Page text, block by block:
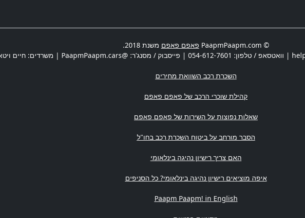
© PaapmPaapm.com פאפם פאפם משנת 2018.
| וואטסאפ / טלפון: 054-612-7601 | פייסבוק / מסנג'ר: @PaapmPaapm.cars | משרדים: חיים
השכרת רכב השוואת מחירים
קהילת שוכרי הרכב של פאפם פאפם
שאלות נפוצות על השירות של פאפם פאפם
הסבר מורחב על ביטוח השכרת רכב בחו"ל
האם צריך רישיון נהיגה בינלאומי
איפה מוציאים רישיון נהיגה בינלאומי? כל הסניפים
Paapm Paapm! in English